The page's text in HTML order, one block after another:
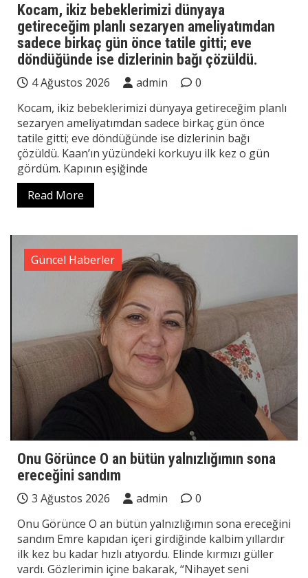
Kocam, ikiz bebeklerimizi dünyaya
getireceğim planlı sezaryen ameliyatımdan
sadece birkaç gün önce tatile gitti; eve
döndüğünde ise dizlerinin bağı çözüldü.
4 Ağustos 2026 admin
0
Kocam, ikiz bebeklerimizi dünyaya getireceğim planlı
sezaryen ameliyatımdan sadece birkaç gün önce
tatile gitti; eve döndüğünde ise dizlerinin bağı
çözüldü. Kaan’ın yüzündeki korkuyu ilk kez o gün
gördüm. Kapının eşiğinde
Read More
Güncel Haberler
Onu Görünce O an bütün yalnızlığımın sona
ereceğini sandım
3 Ağustos 2026 admin
0
Onu Görünce O an bütün yalnızlığımın sona ereceğini
sandım Emre kapıdan içeri girdiğinde kalbim yıllardır
ilk kez bu kadar hızlı atıyordu. Elinde kırmızı güller
vardı. Gözlerimin içine bakarak, “Nihayet seni